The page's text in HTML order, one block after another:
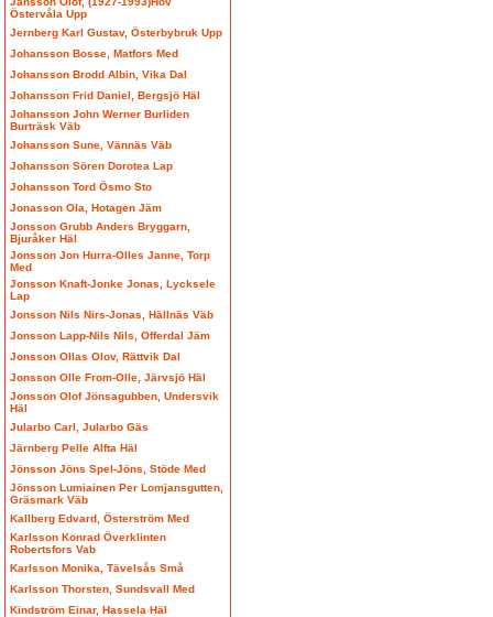
Östervåla Upp
Jernberg Karl Gustav, Österbybruk Upp
Johansson Bosse, Matfors Med
Johansson Brodd Albin, Vika Dal
Johansson Frid Daniel, Bergsjö Häl
Johansson John Werner Burliden
Burträsk Väb
Johansson Sune, Vännäs Väb
Johansson Sören Dorotea Lap
Johansson Tord Ösmo Sto
Jonasson Ola, Hotagen Jäm
Jonsson Grubb Anders Bryggarn,
Bjuråker Häl
Jonsson Jon Hurra-Olles Janne, Torp
Med
Jonsson Knaft-Jonke Jonas, Lycksele
Lap
Jonsson Nils Nirs-Jonas, Hällnäs Väb
Jonsson Lapp-Nils Nils, Offerdal Jäm
Jonsson Ollas Olov, Rättvik Dal
Jonsson Olle From-Olle, Järvsjö Häl
Jonsson Olof Jönsagubben, Undersvik
Häl
Jularbo Carl, Jularbo Gäs
Järnberg Pelle Alfta Häl
Jönsson Jöns Spel-Jöns, Stöde Med
Jönsson Lumiainen Per Lomjansgutten,
Gräsmark Väb
Kallberg Edvard, Österström Med
Karlsson Konrad Överklinten
Robertsfors Vab
Karlsson Monika, Tävelsås Små
Karlsson Thorsten, Sundsvall Med
Kindström Einar, Hassela Häl